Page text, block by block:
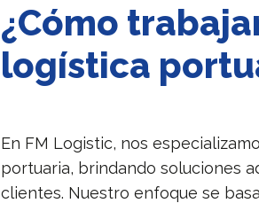
¿Cómo
logística
En FM Logistic, nos
portuaria, brindando soluciones
clientes. Nuestro enfoque se